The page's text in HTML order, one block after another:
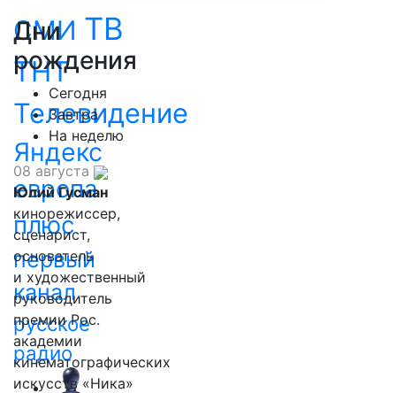
СМИ ТВ
ТНТ
Телевидение
Яндекс
европа
плюс
первый
канал
русское
радио
Дни
рождения
Сегодня
Завтра
На неделю
08 августа
Юлий Гусман
кинорежиссер,
сценарист,
основатель
и художественный
руководитель
премии Рос.
академии
кинематографических
искусств «Ника»